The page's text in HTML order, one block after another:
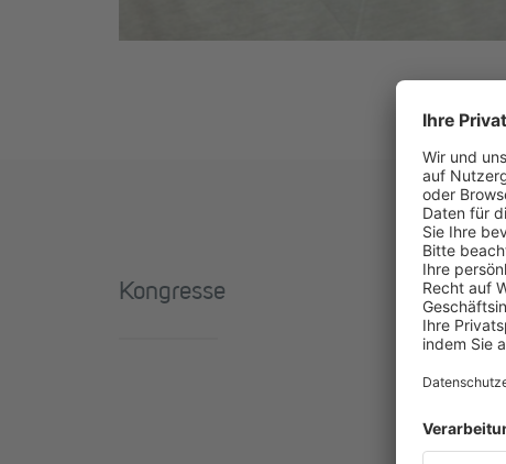
Kongresse